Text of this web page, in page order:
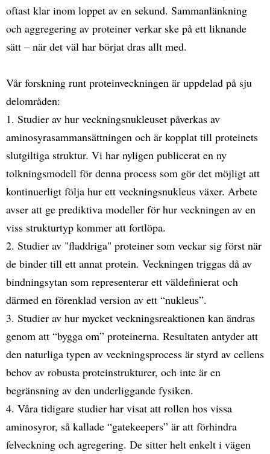
oftast klar inom loppet av en sekund. Sammanlänkning
och aggregering av proteiner verkar ske på ett liknande
sätt – när det väl har börjat dras allt med.
Vår forskning runt proteinveckningen är uppdelad på sju
delområden:
1. Studier av hur veckningsnukleuset påverkas av
aminosyrasammansättningen och är kopplat till proteinets
slutgiltiga struktur. Vi har nyligen publicerat en ny
tolkningsmodell för denna process som gör det möjligt att
kontinuerligt följa hur ett veckningsnukleus växer. Arbete
avser att ge prediktiva modeller för hur veckningen av en
viss strukturtyp kommer att fortlöpa.
2. Studier av "fladdriga" proteiner som veckar sig först när
de binder till ett annat protein. Veckningen triggas då av
bindningsytan som representerar ett väldefinierat och
därmed en förenklad version av ett “nukleus”.
3. Studier av hur mycket veckningsreaktionen kan ändras
genom att “bygga om” proteinerna. Resultaten antyder att
den naturliga typen av veckningsprocess är styrd av cellens
behov av robusta proteinstrukturer, och inte är en
begränsning av den underliggande fysiken.
4. Våra tidigare studier har visat att rollen hos vissa
aminosyror, så kallade “gatekeepers” är att förhindra
felveckning och agregering. De sitter helt enkelt i vägen